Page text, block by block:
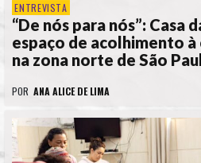
ENTREVISTA
“De nós para nós”: Casa
espaço de acolhimento
na zona norte de São
POR ANA ALICE DE LIMA